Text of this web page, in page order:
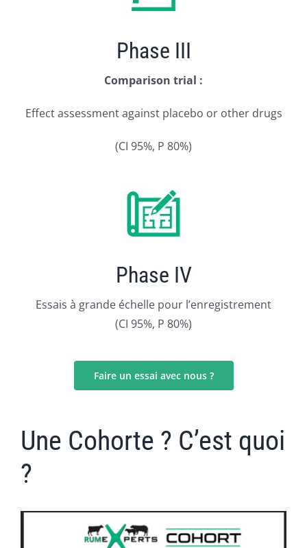
Phase III
Comparison trial :
Effect assessment against placebo or other drugs
(CI 95%, P 80%)
Phase IV
Essais à grande échelle pour l’enregistrement
(CI 95%, P 80%)
Faire un essai avec nous ?
Une Cohorte ? C’est quoi
?